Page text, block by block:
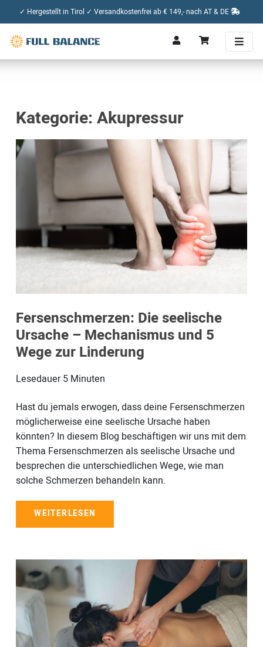
✓ Hergestellt in Tirol ✓ Versandkostenfrei ab € 149,- nach AT & DE
Kategorie: Akupressur
Fersenschmerzen: Die seelische
Ursache – Mechanismus und 5
Wege zur Linderung
Lesedauer 5 Minuten
Hast du jemals erwogen, dass deine Fersenschmerzen
möglicherweise eine seelische Ursache haben
könnten? In diesem Blog beschäftigen wir uns mit dem
Thema Fersenschmerzen als seelische Ursache und
besprechen die unterschiedlichen Wege, wie man
solche Schmerzen behandeln kann.
WEITERLESEN